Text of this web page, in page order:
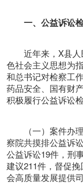
一、公益诉讼
近年来，X县人
色社会主义思想为
和总书记对检察工
药品安全、国有财
积极履行公益诉讼
（一）案件办理
察院共摸排公益诉
公益诉讼19件，刑
建议211件，督促
会高质量发展提供司